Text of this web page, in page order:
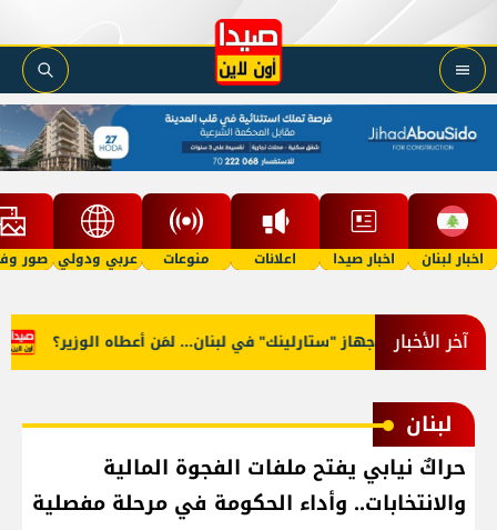
اخبار لبنان اخبار صيدا اعلانات منوعات عربي ودولي صور
آخر الأخبارأوّل جهاز "ستارلينك" في لبنان... لمَن أعطاه الوزير؟
لبنان
حراكٌ نيابي يفتح ملفات الفجوة المالية
والانتخابات.. وأداء الحكومة في مرحلة مفصلية